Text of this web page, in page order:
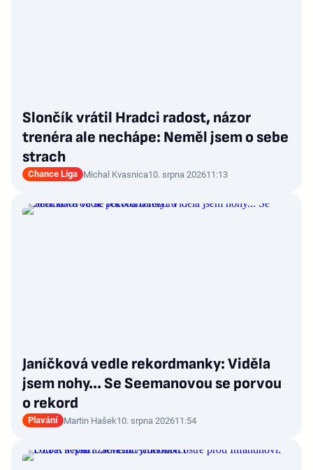
Slončík vrátil Hradci radost, názor
trenéra ale nechápe: Neměl jsem o sebe
strach
Chance Liga Michal Kvasnica10. srpna 202611:13
Janíčková vedle rekordmanky: Viděla
jsem nohy... Se Seemanovou se porvou
o rekord
Plavání Martin Hašek10. srpna 202611:54